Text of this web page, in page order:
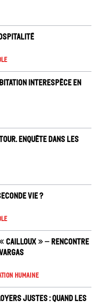
interespèce en
Enquête dans les
vie ?
Cailloux » – rencontre
humaine
justes : quand les